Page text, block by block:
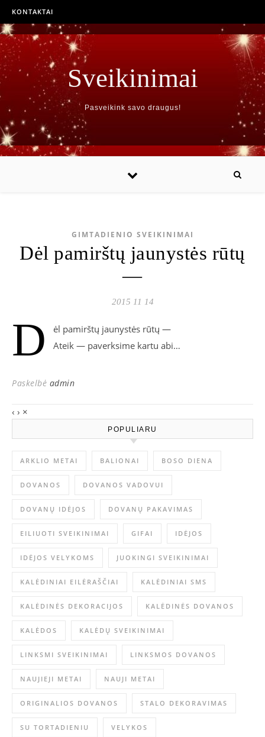
KONTAKTAI
Sveikinimai
Pasveikink savo draugus!
GIMTADIENIO SVEIKINIMAI
Dėl pamirštų jaunystės rūtų
—
2015 11 14
D
ėl pamirštų jaunystės rūtų —
Ateik — paverksime kartu abi…
Paskelbė admin
‹ › ×
POPULIARU
ARKLIO METAI BALIONAI BOSO DIENA
DOVANOS DOVANOS VADOVUI
DOVANŲ IDĖJOS DOVANŲ PAKAVIMAS
EILIUOTI SVEIKINIMAI GIFAI IDĖJOS
IDĖJOS VELYKOMS JUOKINGI SVEIKINIMAI
KALĖDINIAI EILĖRAŠČIAI KALĖDINIAI SMS
KALĖDINĖS DEKORACIJOS KALĖDINĖS DOVANOS
KALĖDOS KALĖDŲ SVEIKINIMAI
LINKSMI SVEIKINIMAI LINKSMOS DOVANOS
NAUJIEJI METAI NAUJI METAI
ORIGINALIOS DOVANOS STALO DEKORAVIMAS
SU TORTADIENIU VELYKOS